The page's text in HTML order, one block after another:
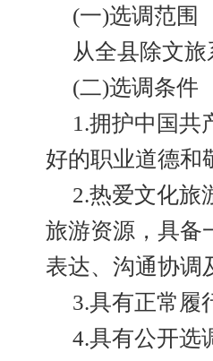
(一)选调范围
从全县除文
(二)选调条件
1.拥护中国共
好的职业道德和
2.热爱文化旅
旅游资源，具备
表达、沟通协调
3.具有正常履
4.具有公开选